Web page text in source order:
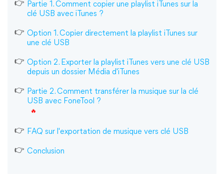
Partie 1. Comment copier une playlist iTunes sur la
clé USB avec iTunes ?
Option 1. Copier directement la playlist iTunes sur
une clé USB
Option 2. Exporter la playlist iTunes vers une clé USB
depuis un dossier Média d'iTunes
Partie 2. Comment transférer la musique sur la clé
USB avec FoneTool ?
FAQ sur l'exportation de musique vers clé USB
Conclusion